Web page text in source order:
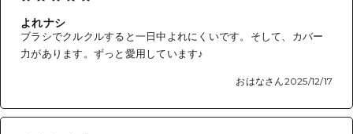
よれナシ
ブラシでクルクルすると一日中よれにくいです。そして、カバー
力があります。ずっと愛用しています♪
おはなさん2025/12/17